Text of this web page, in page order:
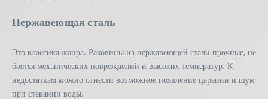
Нержавеющая сталь
Это классика жанра. Раковины из нержавеющей стали прочные, не
боятся механических повреждений и высоких температур. К
недостаткам можно отнести возможное появление царапин и шум
при стекании воды.